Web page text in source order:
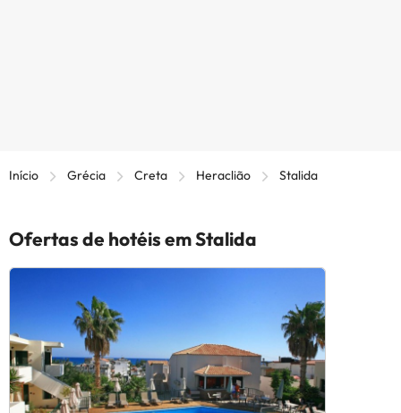
Início Grécia Creta Heraclião Stalida
Ofertas de hotéis em Stalida